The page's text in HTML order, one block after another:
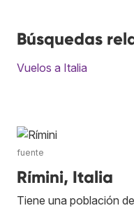
Búsquedas
Vuelos a Italia
fuente
Rímini, Italia
Tiene una población